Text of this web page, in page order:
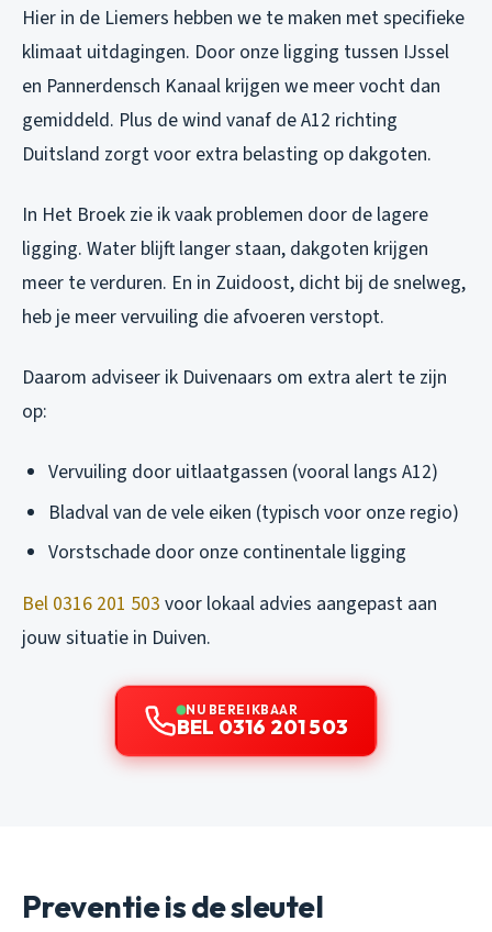
Hier in de Liemers hebben we te maken met specifieke
klimaat uitdagingen. Door onze ligging tussen IJssel
en Pannerdensch Kanaal krijgen we meer vocht dan
gemiddeld. Plus de wind vanaf de A12 richting
Duitsland zorgt voor extra belasting op dakgoten.
In Het Broek zie ik vaak problemen door de lagere
ligging. Water blijft langer staan, dakgoten krijgen
meer te verduren. En in Zuidoost, dicht bij de snelweg,
heb je meer vervuiling die afvoeren verstopt.
Daarom adviseer ik Duivenaars om extra alert te zijn
op:
Vervuiling door uitlaatgassen (vooral langs A12)
Bladval van de vele eiken (typisch voor onze regio)
Vorstschade door onze continentale ligging
Bel 0316 201 503 voor lokaal advies aangepast aan
jouw situatie in Duiven.
NU BEREIKBAAR
BEL 0316 201 503
Preventie is de sleutel